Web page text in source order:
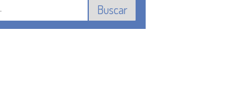
Buscar